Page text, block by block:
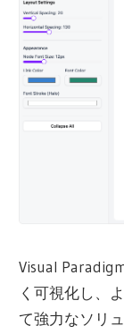
Visual
く可視化し、
て強力なソリ